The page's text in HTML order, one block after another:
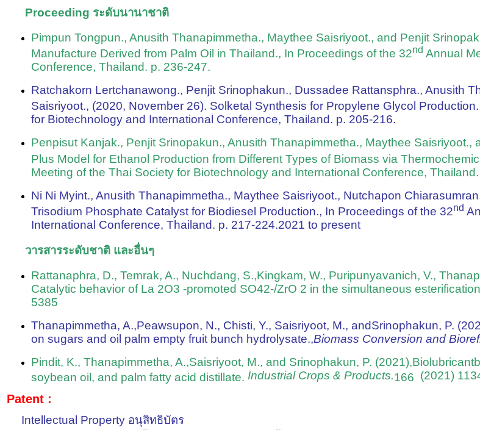
Proceeding ระดับนานาชาติ
Pimpun Tongpun., Anusith Thanapimmetha., Maythee Saisriyoot., and Penjit
Manufacture Derived from Palm Oil in Thailand., In Proceedings of the 32nd Annual
Conference, Thailand. p. 236-247.
Ratchakorn Lertchanawong., Penjit Srinophakun., Dussadee Rattansphra., Anusith
Saisriyoot., (2020, November 26). Solketal Synthesis for Propylene Glycol
for Biotechnology and International Conference, Thailand. p. 205-216.
Penpisut Kanjak., Penjit Srinopakun., Anusith Thanapimmetha., Maythee
Plus Model for Ethanol Production from Different Types of Biomass via
Meeting of the Thai Society for Biotechnology and International Conference,
Ni Ni Myint., Anusith Thanapimmetha., Maythee Saisriyoot., Nutchapon
Trisodium Phosphate Catalyst for Biodiesel Production., In Proceedings of the 32nd
International Conference, Thailand. p. 217-224.2021 to present
วารสารระดับชาติ และอื่นๆ
Rattanaphra, D., Temrak, A., Nuchdang, S.,Kingkam, W., Puripunyavanich, V.,
Catalytic behavior of La 2O3 -promoted SO42-/ZrO 2 in the simultaneous
5385
Thanapimmetha, A.,Peawsupon, N., Chisti, Y., Saisriyoot, M., andSrinophakun, P.
on sugars and oil palm empty fruit bunch hydrolysate.,Biomass Conversion and
Pindit, K., Thanapimmetha, A.,Saisriyoot, M., and Srinophakun, P.
soybean oil, and palm fatty acid distillate. Industrial Crops & Products.166 (2021)
Patent :
Intellectual Property อนุสิทธิบัตร